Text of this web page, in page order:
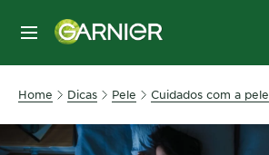
MENU
Home Dicas Pele Cuidados com a pele